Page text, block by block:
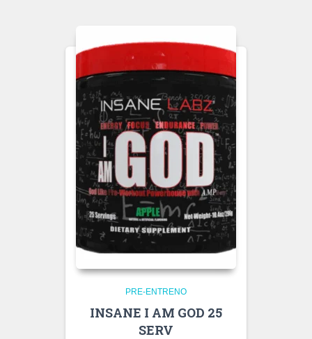
PRE-ENTRENO
INSANE I AM GOD 25
SERV